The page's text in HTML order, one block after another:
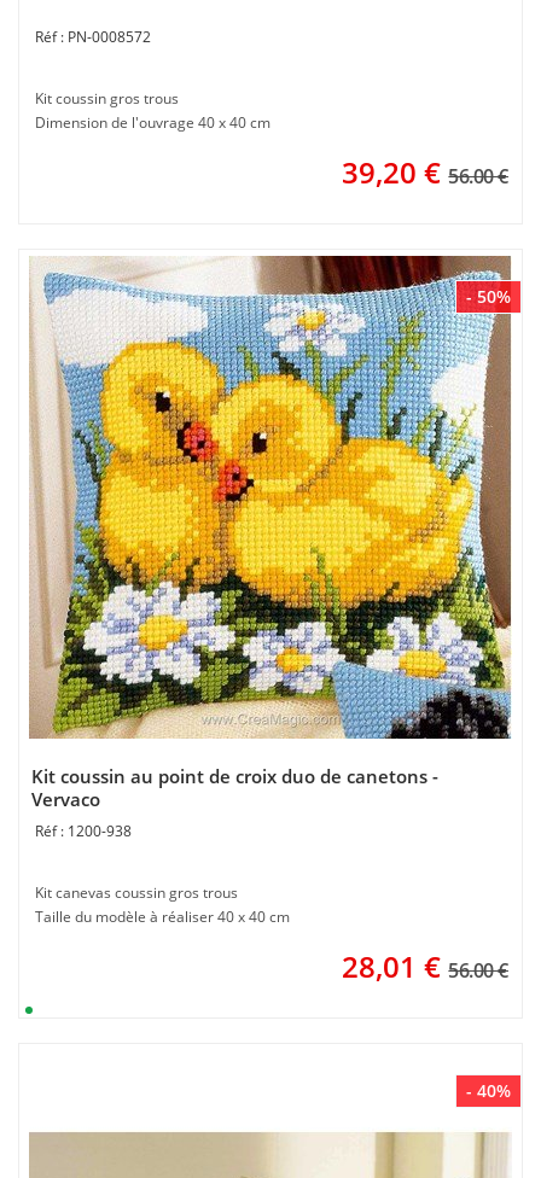
PN-0008572
Kit coussin gros trous
Dimension de l'ouvrage 40 x 40 cm
39,20 € 56.00 €
- 50%
Kit coussin au point de croix duo de canetons -
Vervaco
1200-938
Kit canevas coussin gros trous
Taille du modèle à réaliser 40 x 40 cm
28,01 € 56.00 €
- 40%